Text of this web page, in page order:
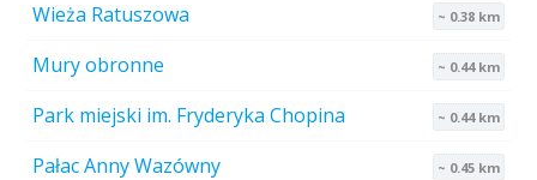
Wieża Ratuszowa ~ 0.38 km
Mury obronne ~ 0.44 km
Park miejski im. Fryderyka Chopina ~ 0.44 km
Pałac Anny Wazówny ~ 0.45 km